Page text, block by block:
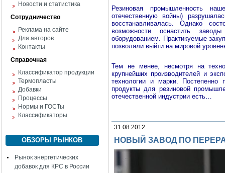
Новости и статистика
Сотрудничество
Реклама на сайте
Для авторов
Контакты
Справочная
Классификатор продукции
Термопласты
Добавки
Процессы
Нормы и ГОСТы
Классификаторы
ОБЗОРЫ РЫНКОВ
Рынок энергетических
добавок для КРС в России
Резиновая промышленность
отечественную войны)
восстанавливалась. Однако
возможности оснастить
оборудованием. Практикуемые
позволяли выйти на мировой
Тем не менее, несмотря на
крупнейших производителей и
технологии и марки.
продукты для резиновой
отечественной индустрии есть…
31.08.2012
НОВЫЙ ЗАВОД ПО